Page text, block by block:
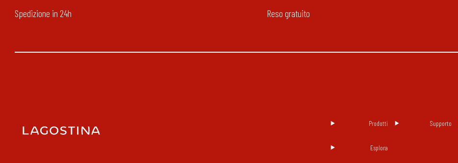
Spedizione in 24h Reso gratuito
Prodotti Supporto
Esplora